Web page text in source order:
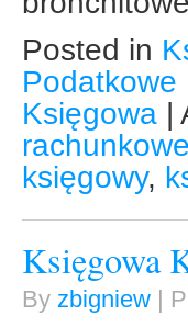
Posted in
Podatkowe
Księgowa |
rachunkowe
księgowy,
Księgowa
By zbigniew |